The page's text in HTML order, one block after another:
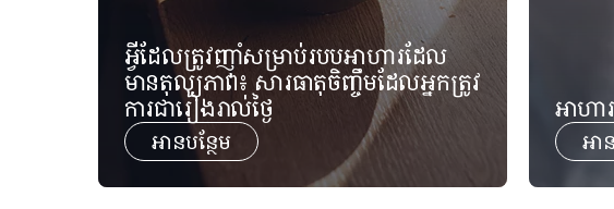
អ្វីដែលត្រូវញ៉ាំសម្រាប់របបអាហារដែល
មានតុល្យភាព៖ សារធាតុចិញ្ចឹមដែលអ្នកត្រូវ
ការជារៀងរាល់ថ្ងៃ
អានបន្ថែម
អាហា
អា